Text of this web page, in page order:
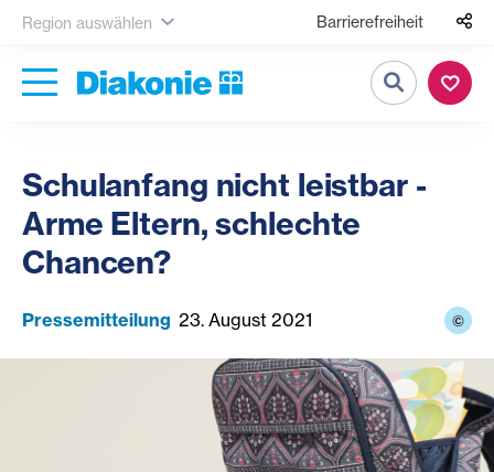
Region auswählen Barrierefreiheit
Suche
Schulanfang nicht leistbar -
Arme Eltern, schlechte
Chancen?
Pressemitteilung 23. August 2021 ©